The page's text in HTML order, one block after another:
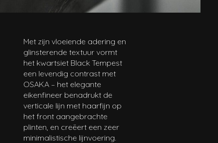
Met zijn vloeiende adering en
glinsterende textuur vormt
het kwartsiet Black Tempest
een levendig contrast met
OSAKA – het elegante
eikenfineer benadrukt de
verticale lijn met haarfijn op
het front aangebrachte
plinten, en creëert een zeer
minimalistische lijnvoering.